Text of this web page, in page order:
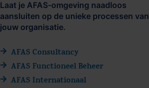
Laat je AFAS-omgeving naadloos
aansluiten op de unieke processen van
jouw organisatie.
AFAS Consultancy
AFAS Functioneel Beheer
AFAS Internationaal